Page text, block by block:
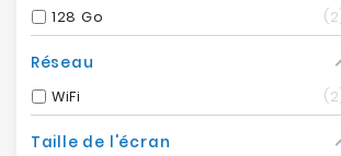
128 Go 2
Réseau
WiFi 2
Taille de l'écran